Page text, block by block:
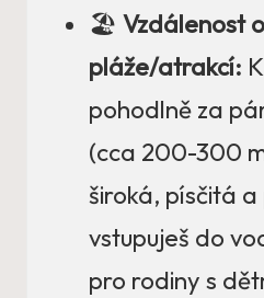
🏖️ Vzdálenost
pláže/atrakcí:
pohodlně za
(cca 200-300
široká, písčitá
vstupuješ do
pro rodiny s